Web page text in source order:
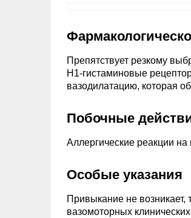
Препятствует резкому
H1-гистаминовые
вазодилатацию, которая
Побочные
Аллергические реакции
Особые указания
Привыкание не
вазомоторных